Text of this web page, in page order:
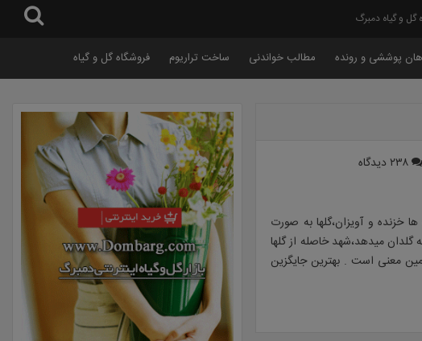
گل و گیاه دمبرگ
پوششی و رونده مطالب خواندنی ساخت تراریوم فروشگاه گل و گیاه
۲۳۸ دیدگاه
ها خزنده و آویزان،گلها به صورت
میدهد،شهد خاصله از گلها
معنی است . بهترین جایگزین